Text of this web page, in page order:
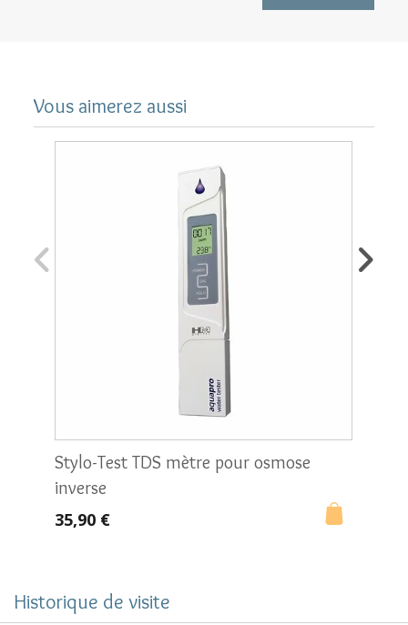
Vous aimerez aussi
Stylo-Test TDS mètre pour osmose
inverse
35,90 €
Historique de visite